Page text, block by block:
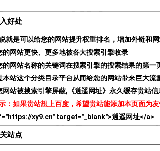
好处
就是可以给您的网站提升权重排名，增加外链和
的网站更快、更多地被各大搜索引擎收录
的网站名称的关键词在搜索引擎的搜索结果的第一
本站这个分类目录平台从而给您的网站带来巨大流
网站被搜索引擎屏蔽,《逍遥网址》永久缓存贵站
：如果贵站想上百度，希望贵站能添加本页面为
xy9.cn" target="_blank">逍遥网址</a>
站点